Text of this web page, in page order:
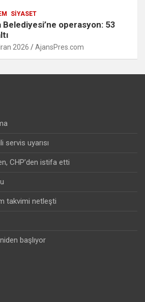
SIYASET
Belediyesi’ne operasyon: 53
2026 AjansPres.com
servis uyarısı
CHP’den istifa etti
takvimi netleşti
başlıyor